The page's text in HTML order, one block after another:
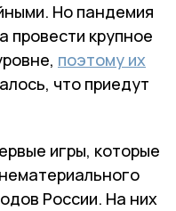
Но пандемия
провести крупное
поэтому их
что приедут
игры, которые
России. На них